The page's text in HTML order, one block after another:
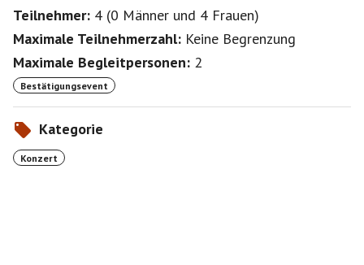
https://www.kulturzentrummessestadt.de/files/index_l
ist.php?seite=19&folge=00
Jeder ist natürlich für sich selbst verantwortlich. Für
etwaige persönliche und sonstige Schäden betreffend
des Events wird keine Verantwortung/Haftung
übernommen.
Teilnehmer: 4 (0 Männer und 4 Frauen)
Maximale Teilnehmerzahl: Keine Begrenzung
Maximale Begleitpersonen: 2
Bestätigungsevent
Kategorie
Konzert